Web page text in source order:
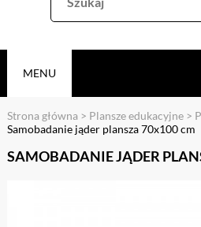
MENU
Strona główna > Plansze edukacyjne>
Samobadanie jąder plansza 70x100 cm
SAMOBADANIE JĄDER